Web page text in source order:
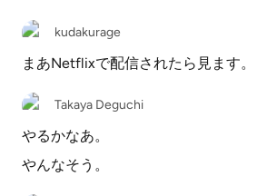
kudakurage
まあNetflixで配信されたら見ます。
Takaya Deguchi
やるかなあ。
やんなそう。